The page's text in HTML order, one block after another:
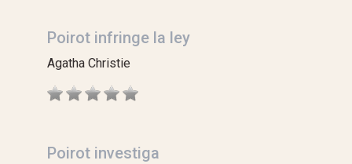
Poirot infringe la ley
Agatha Christie
Poirot investiga